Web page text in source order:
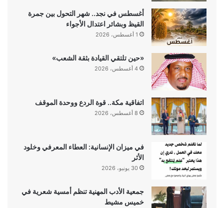
أغسطس في نجد.. شهر التحول بين جمرة
القيظ وبشائر اعتدال الأجواء
1 أغسطس، 2026
«حين تلتقي القيادة بثقة الشعب»
4 أغسطس، 2026
اتفاقية مكة.. قوة الردع ووحدة الموقف
8 أغسطس، 2026
في ميزان الإنسانية: العطاء المعرفي وخلود
الأثر
30 يونيو، 2026
جمعية الأدب المهنية تنظم أمسية شعرية في
خميس مشيط